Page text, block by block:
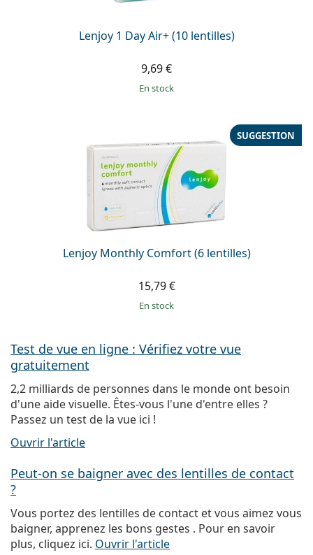
Lenjoy 1 Day Air+ (10 lentilles)
9,69 €
en stock
Lenjoy Monthly Comfort (6 lentilles)
SUGGESTION
15,79 €
en stock
Test de vue en ligne : Vérifiez votre vue
gratuitement
2,2 milliards de personnes dans le monde ont besoin
d'une aide visuelle. Êtes-vous l'une d'entre elles ?
Passez un test de la vue ici !
Ouvrir l'article
Peut-on se baigner avec des lentilles de contact
?
Vous portez des lentilles de contact et vous aimez vous
baigner, apprenez les bons gestes . Pour en savoir
plus, cliquez ici. Ouvrir l'article